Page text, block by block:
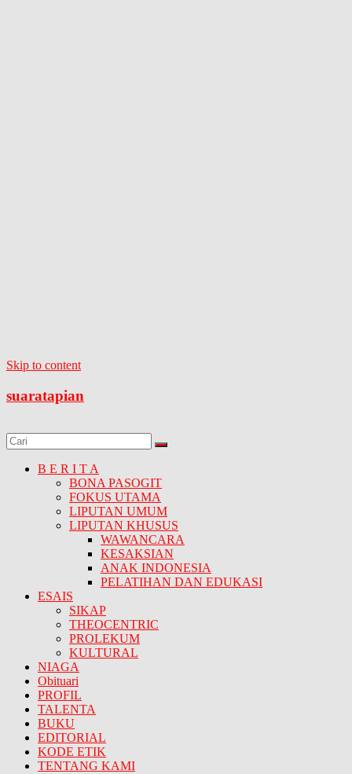
Skip to content
suaratapian
B E R I T A
BONA PASOGIT
FOKUS UTAMA
LIPUTAN UMUM
LIPUTAN KHUSUS
WAWANCARA
KESAKSIAN
ANAK INDONESIA
PELATIHAN DAN EDUKASI
ESAIS
SIKAP
THEOCENTRIC
PROLEKUM
KULTURAL
NIAGA
Obituari
PROFIL
TALENTA
BUKU
EDITORIAL
KODE ETIK
TENTANG KAMI